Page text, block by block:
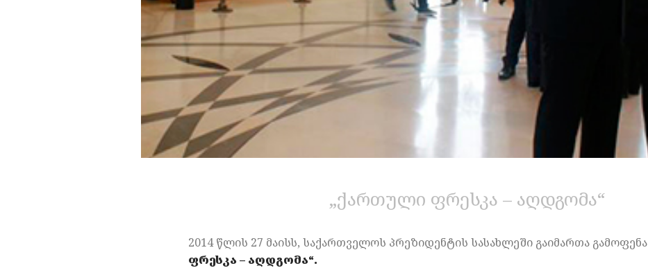
„ქართული ფრესკა – აღდგომა“
2014 წლის 27 მაისს, საქართველოს პრეზიდენტის სასახლეში გაიმართა გამოფენა
ფრესკა – აღდგომა“.